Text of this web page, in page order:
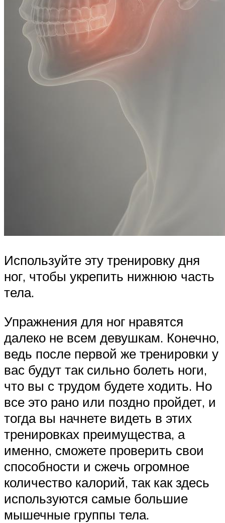
Используйте эту тренировку дня
ног, чтобы укрепить нижнюю часть
тела.
Упражнения для ног нравятся
далеко не всем девушкам. Конечно,
ведь после первой же тренировки у
вас будут так сильно болеть ноги,
что вы с трудом будете ходить. Но
все это рано или поздно пройдет, и
тогда вы начнете видеть в этих
тренировках преимущества, а
именно, сможете проверить свои
способности и сжечь огромное
количество калорий, так как здесь
используются самые большие
мышечные группы тела.